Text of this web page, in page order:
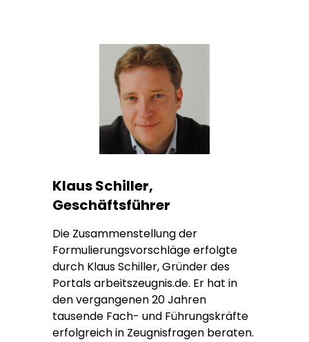
Klaus Schiller,
Geschäftsführer
Die Zusammenstellung der
Formulierungsvorschläge erfolgte
durch Klaus Schiller, Gründer des
Portals arbeitszeugnis.de. Er hat in
den vergangenen 20 Jahren
tausende Fach- und Führungskräfte
erfolgreich in Zeugnisfragen beraten.